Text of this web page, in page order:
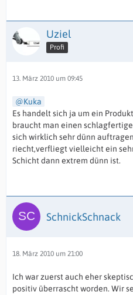
Uziel
Profi
13. März 2010 um 09:45
Kuka
Es handelt sich ja um ein
braucht man einen
sich wirklich sehr dünn
riecht,verfliegt vielleicht ein
Schicht dann extrem dünn ist.
SchnickSchnack
18. März 2010 um 21:00
Ich war zuerst auch eher
positiv überrascht worden. Wir